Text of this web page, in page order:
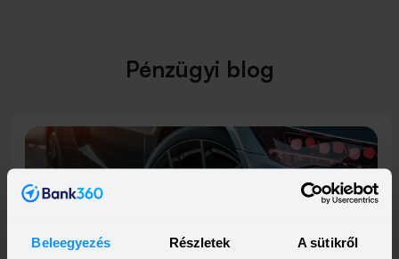
Beleegyezés Részletek A sütikről
Pénzügyi blog